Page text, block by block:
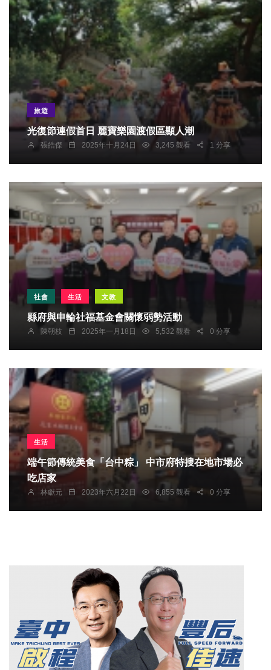
旅遊
光復節連假首日 麗寶樂園渡假區顯人潮
張皓傑 2025年十月24日 3,245 觀看 1 分享
社會 生活 文教
縣府與申輪社福基金會關懷弱勢活動
陳朝枝 2025年一月18日 5,532 觀看 0 分享
生活
端午節傳統美食「台中粽」 中市府特搜在地市場必
吃店家
林獻元 2023年六月22日 6,855 觀看 0 分享